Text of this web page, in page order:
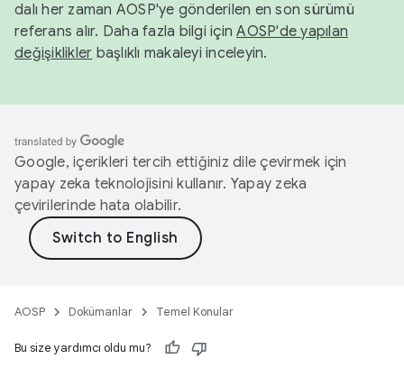
dalı her zaman AOSP'ye gönderilen en son sürümü
referans alır. Daha fazla bilgi içinAOSP'de yapılan
değişiklikler başlıklı makaleyi inceleyin.
Google, içerikleri tercih ettiğiniz dile çevirmek için
yapay zeka teknolojisini kullanır. Yapay zeka
çevirilerinde hata olabilir.
AOSP Dokümanlar Temel Konular
Bu size yardımcı oldu mu?